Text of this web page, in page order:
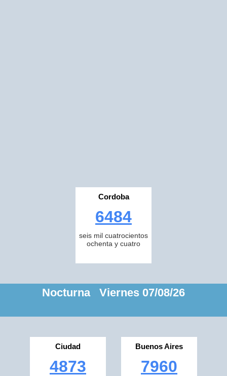
Cordoba
6484
seis mil cuatrocientos
ochenta y cuatro
Nocturna Viernes 07/08/26
Ciudad
4873
Buenos Aires
7960